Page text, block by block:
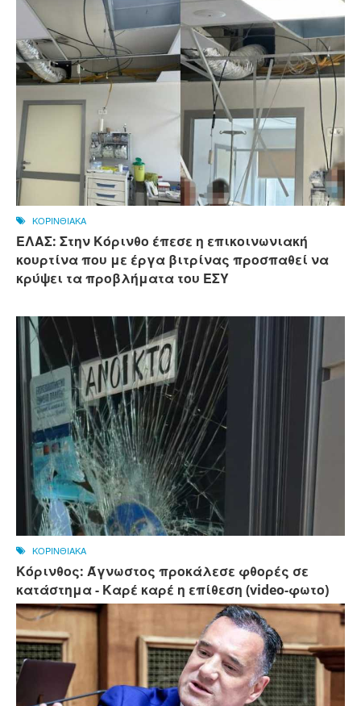
ΚΟΡΙΝΘΙΑΚΑ
ΕΛΑΣ: Στην Κόρινθο έπεσε η επικοινωνιακή
κουρτίνα που με έργα βιτρίνας προσπαθεί να
κρύψει τα προβλήματα του ΕΣΥ
ΚΟΡΙΝΘΙΑΚΑ
Κόρινθος: Άγνωστος προκάλεσε φθορές σε
κατάστημα - Καρέ καρέ η επίθεση (video-φωτο)